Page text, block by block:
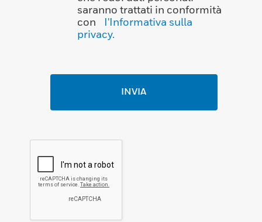
saranno trattati in conformità
con
I'Informativa sulla
privacy.
INVIA